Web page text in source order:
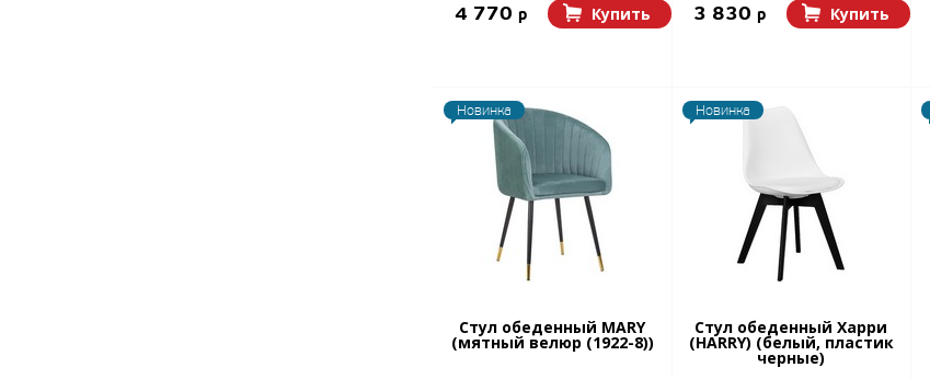
4 770 p Купить 3 830 p Купить
Новинка
Стул обеденный MARY
(мятный велюр (1922-8))
Новинка
Стул обеденный Харри
(HARRY) (белый, пластик
черные)